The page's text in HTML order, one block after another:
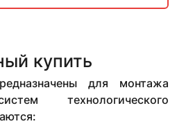
купить
для монтажа
технологического